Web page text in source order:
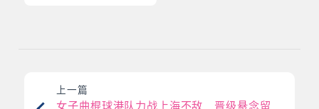
上一篇
女子曲棍球港队力战上海不敌 晋级悬念留